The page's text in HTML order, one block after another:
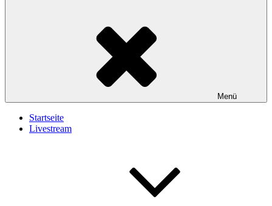
Menü
Startseite
Livestream